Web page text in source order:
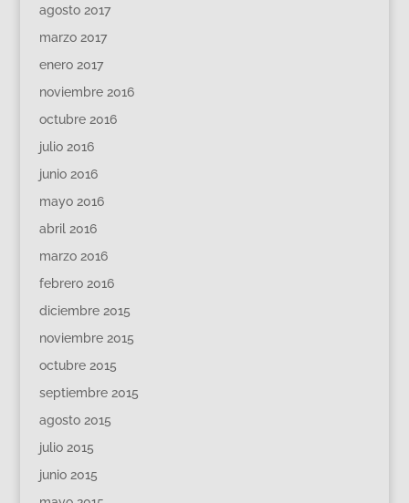
agosto 2017
marzo 2017
enero 2017
noviembre 2016
octubre 2016
julio 2016
junio 2016
mayo 2016
abril 2016
marzo 2016
febrero 2016
diciembre 2015
noviembre 2015
octubre 2015
septiembre 2015
agosto 2015
julio 2015
junio 2015